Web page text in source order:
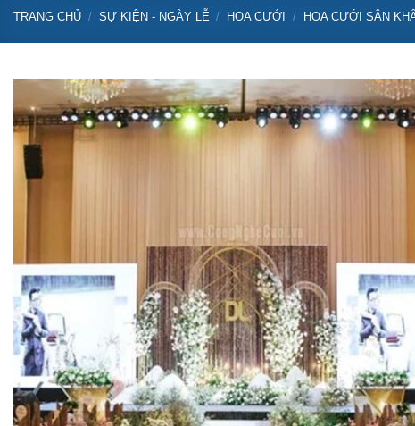
TRANG CHỦ / SỰ KIỆN - NGÀY LỄ / HOA CƯỚI / HOA CƯỚI SÂN